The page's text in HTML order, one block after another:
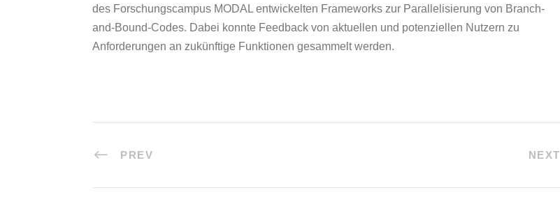
des Forschungscampus MODAL entwickelten Frameworks zur Parallelisierung von Branch-
and-Bound-Codes. Dabei konnte Feedback von aktuellen und potenziellen Nutzern zu
Anforderungen an zukünftige Funktionen gesammelt werden.
PREV NEXT